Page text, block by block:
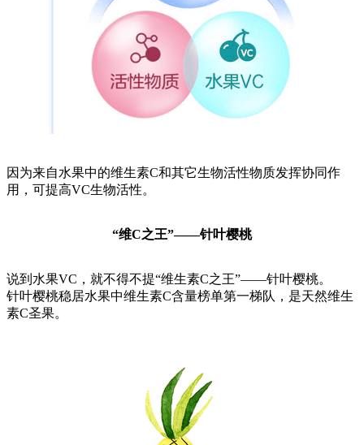
因为来自水果中的维生素C和其它生物活性物质发挥协同作
用，可提高VC生物活性。
“维C之王”——针叶樱桃
说到水果VC，就不得不提“维生素C之王”——针叶樱桃。
针叶樱桃稳居水果中维生素C含量榜单第一梯队，是天然维生
素C圣果。